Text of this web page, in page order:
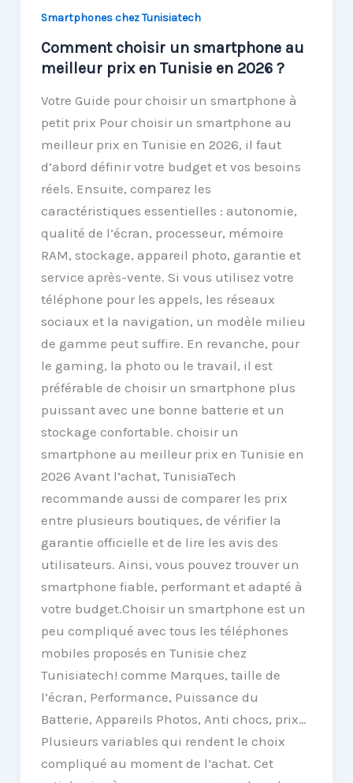
Smartphones chez Tunisiatech
Comment choisir un smartphone au
meilleur prix en Tunisie en 2026 ?
Votre Guide pour choisir un smartphone à
petit prix Pour choisir un smartphone au
meilleur prix en Tunisie en 2026, il faut
d’abord définir votre budget et vos besoins
réels. Ensuite, comparez les
caractéristiques essentielles : autonomie,
qualité de l’écran, processeur, mémoire
RAM, stockage, appareil photo, garantie et
service après-vente. Si vous utilisez votre
téléphone pour les appels, les réseaux
sociaux et la navigation, un modèle milieu
de gamme peut suffire. En revanche, pour
le gaming, la photo ou le travail, il est
préférable de choisir un smartphone plus
puissant avec une bonne batterie et un
stockage confortable. choisir un
smartphone au meilleur prix en Tunisie en
2026 Avant l’achat, TunisiaTech
recommande aussi de comparer les prix
entre plusieurs boutiques, de vérifier la
garantie officielle et de lire les avis des
utilisateurs. Ainsi, vous pouvez trouver un
smartphone fiable, performant et adapté à
votre budget.Choisir un smartphone est un
peu compliqué avec tous les téléphones
mobiles proposés en Tunisie chez
Tunisiatech! comme Marques, taille de
l’écran, Performance, Puissance du
Batterie, Appareils Photos, Anti chocs, prix…
Plusieurs variables qui rendent le choix
compliqué au moment de l’achat. Cet